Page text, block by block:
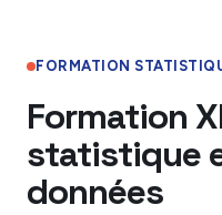
FORMATION
Formation
statistique
données